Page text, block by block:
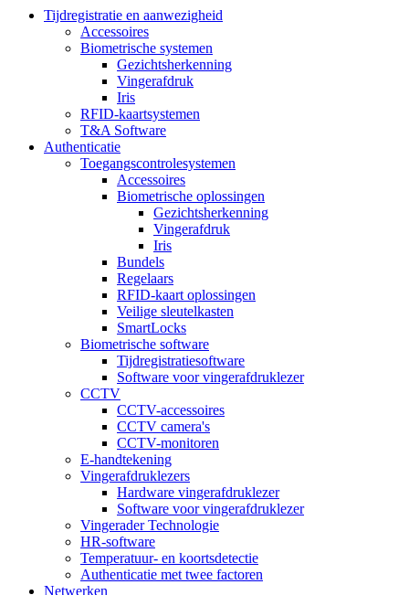
Tijdregistratie en aanwezigheid
Accessoires
Biometrische systemen
Gezichtsherkenning
Vingerafdruk
Iris
RFID-kaartsystemen
T&A Software
Authenticatie
Toegangscontrolesystemen
Accessoires
Biometrische oplossingen
Gezichtsherkenning
Vingerafdruk
Iris
Bundels
Regelaars
RFID-kaart oplossingen
Veilige sleutelkasten
SmartLocks
Biometrische software
Tijdregistratiesoftware
Software voor vingerafdruklezer
CCTV
CCTV-accessoires
CCTV camera's
CCTV-monitoren
E-handtekening
Vingerafdruklezers
Hardware vingerafdruklezer
Software voor vingerafdruklezer
Vingerader Technologie
HR-software
Temperatuur- en koortsdetectie
Authenticatie met twee factoren
Netwerken